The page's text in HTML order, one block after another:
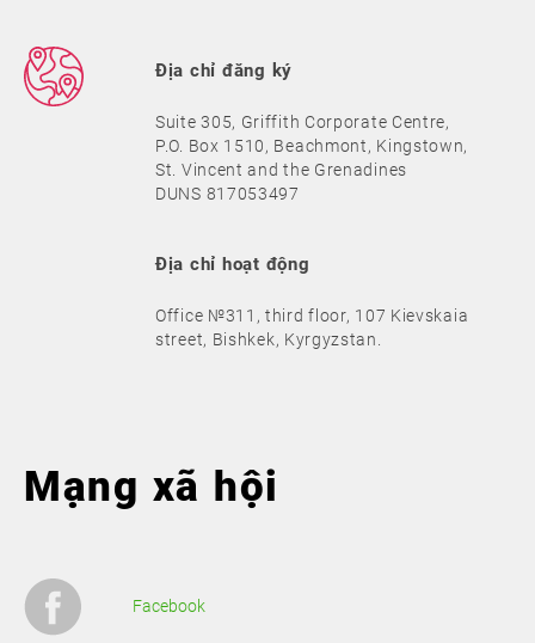
Địa chỉ đăng ký
Suite 305, Griffith Corporate Centre,
P.O. Box 1510, Beachmont, Kingstown,
St. Vincent and the Grenadines
DUNS 817053497
Địa chỉ hoạt động
Office №311, third floor, 107 Kievskaia
street, Bishkek, Kyrgyzstan.
Mạng xã hội
Facebook